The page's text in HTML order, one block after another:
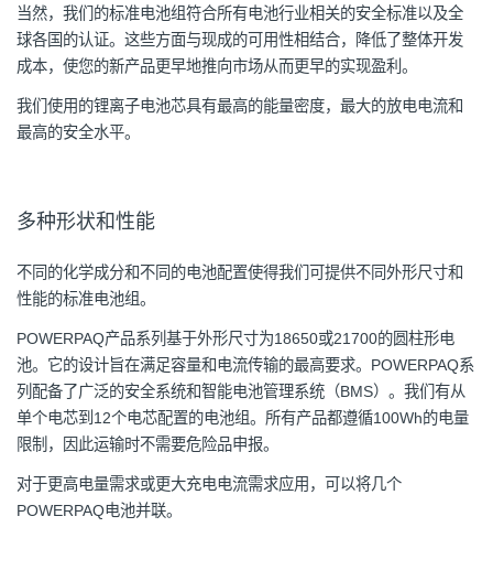
当然，我们的标准电池组符合所有电池行业相关的安全标准以及全
球各国的认证。这些方面与现成的可用性相结合，降低了整体开发
成本，使您的新产品更早地推向市场从而更早的实现盈利。
我们使用的锂离子电池芯具有最高的能量密度，最大的放电电流和
最高的安全水平。
多种形状和性能
不同的化学成分和不同的电池配置使得我们可提供不同外形尺寸和
性能的标准电池组。
POWERPAQ产品系列基于外形尺寸为18650或21700的圆柱形电
池。它的设计旨在满足容量和电流传输的最高要求。POWERPAQ系
列配备了广泛的安全系统和智能电池管理系统（BMS）。我们有从
单个电芯到12个电芯配置的电池组。所有产品都遵循100Wh的电量
限制，因此运输时不需要危险品申报。
对于更高电量需求或更大充电电流需求应用，可以将几个
POWERPAQ电池并联。